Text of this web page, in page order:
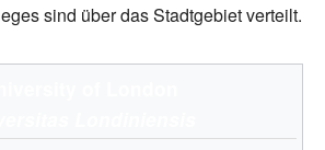
sind über das Stadtgebiet verteilt.